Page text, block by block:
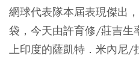
網球代表隊本屆表現傑出
袋，今天由許育修/莊吉生
上印度的薩凱特．米內尼/